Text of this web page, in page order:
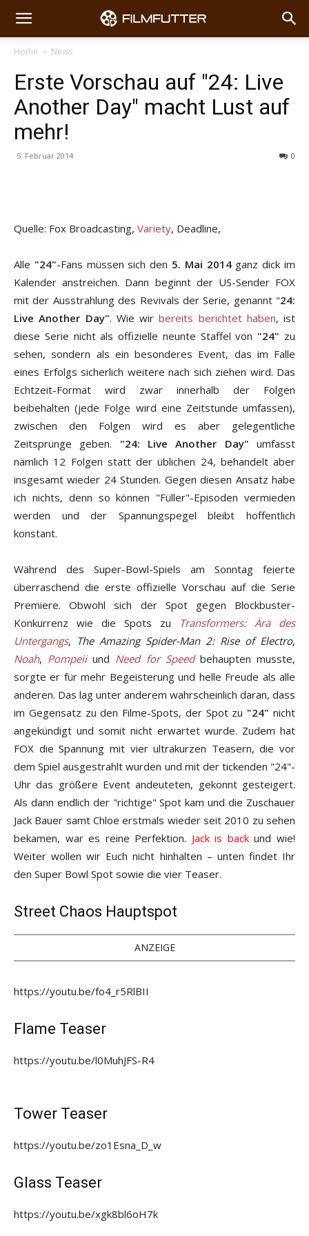
Home News
Erste Vorschau auf "24: Live
Another Day" macht Lust auf
mehr!
5. Februar 2014 0
Quelle: Fox Broadcasting, Variety, Deadline,
Alle "24"-Fans müssen sich den 5. Mai 2014ganz dick im
Kalender anstreichen. Dann beginnt der US-Sender FOX
mit der Ausstrahlung des Revivals der Serie, genannt "24:
Live Another Day". Wie wirbereits berichtet haben, ist
diese Serie nicht als offizielle neunte Staffel von "24" zu
sehen, sondern als ein besonderes Event, das im Falle
eines Erfolgs sicherlich weitere nach sich ziehen wird. Das
Echtzeit-Format wird zwar innerhalb der Folgen
beibehalten (jede Folge wird eine Zeitstunde umfassen),
zwischen den Folgen wird es aber gelegentliche
Zeitsprünge geben. "24: Live Another Day" umfasst
nämlich 12 Folgen statt der üblichen 24, behandelt aber
insgesamt wieder 24 Stunden. Gegen diesen Ansatz habe
ich nichts, denn so können "Füller"-Episoden vermieden
werden und der Spannungspegel bleibt hoffentlich
konstant.
Während des Super-Bowl-Spiels am Sonntag feierte
überraschend die erste offizielle Vorschau auf die Serie
Premiere. Obwohl sich der Spot gegen Blockbuster-
Konkurrenz wie die Spots zu Transformers: Ära des
Untergangs, The Amazing Spider-Man 2: Rise of Electro,
Noah, Pompeiiund Need for Speedbehaupten musste,
sorgte er für mehr Begeisterung und helle Freude als alle
anderen. Das lag unter anderem wahrscheinlich daran, dass
im Gegensatz zu den Filme-Spots, der Spot zu "24" nicht
angekündigt und somit nicht erwartet wurde. Zudem hat
FOX die Spannung mit vier ultrakurzen Teasern, die vor
dem Spiel ausgestrahlt wurden und mit der tickenden "24"-
Uhr das größere Event andeuteten, gekonnt gesteigert.
Als dann endlich der "richtige" Spot kam und die Zuschauer
Jack Bauer samt Chloe erstmals wieder seit 2010 zu sehen
bekamen, war es reine Perfektion. Jack is backund wie!
Weiter wollen wir Euch nicht hinhalten – unten findet Ihr
den Super Bowl Spot sowie die vier Teaser.
Street Chaos Hauptspot
ANZEIGE
https://youtu.be/fo4_r5RlBII
Flame Teaser
https://youtu.be/l0MuhJFS-R4
Tower Teaser
https://youtu.be/zo1Esna_D_w
Glass Teaser
https://youtu.be/xgk8bl6oH7k